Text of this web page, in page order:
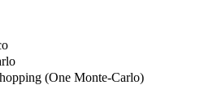
(One Monte-Carlo)